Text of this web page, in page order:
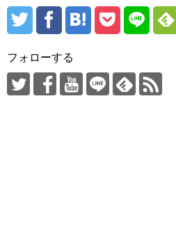
フォローする